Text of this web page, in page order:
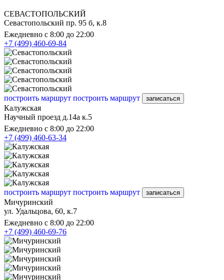
СЕВАСТОПОЛЬСКИЙ
Севастопольский пр. 95 б, к.8
Ежедневно с 8:00 до 22:00
+7 (499) 460-69-84
построить маршрут построить маршрут записаться
Калужская
Научный проезд д.14а к.5
Ежедневно с 8:00 до 22:00
+7 (499) 460-63-34
построить маршрут построить маршрут записаться
Мичуринский
ул. Удальцова, 60, к.7
Ежедневно с 8:00 до 22:00
+7 (499) 460-69-76